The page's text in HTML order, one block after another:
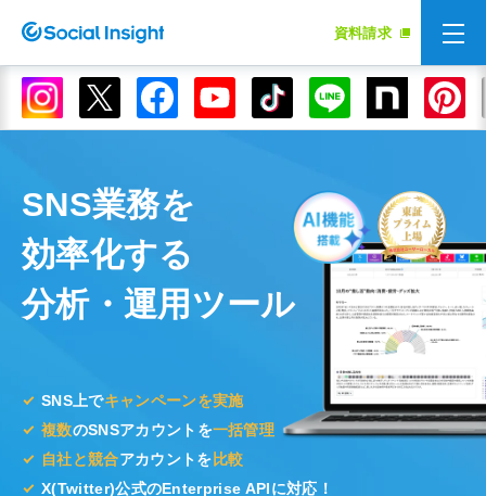
資料請求
SNS業務を
効率化する
分析・運用ツール
SNS上でキャンペーンを実施
複数のSNSアカウントを一括管理
自社と競合アカウントを 比較
X(Twitter)公式のEnterprise APIに対応！